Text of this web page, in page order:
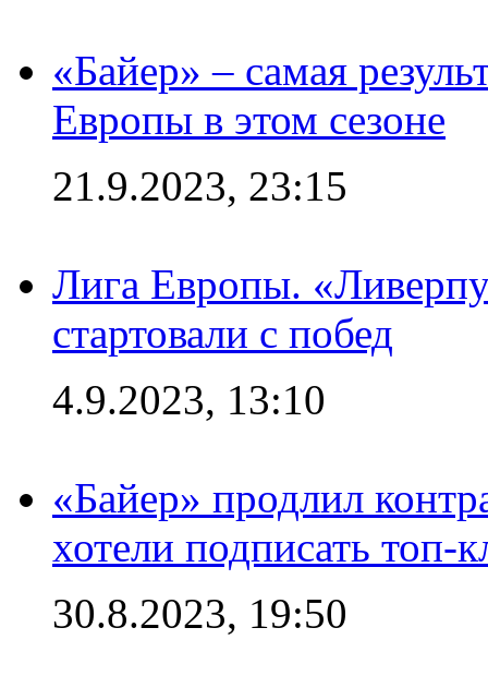
«Байер» – самая
Европы в этом сезоне
21.9.2023, 23:15
Лига Европы.
стартовали с побед
4.9.2023, 13:10
«Байер» продлил
хотели подписать
30.8.2023, 19:50